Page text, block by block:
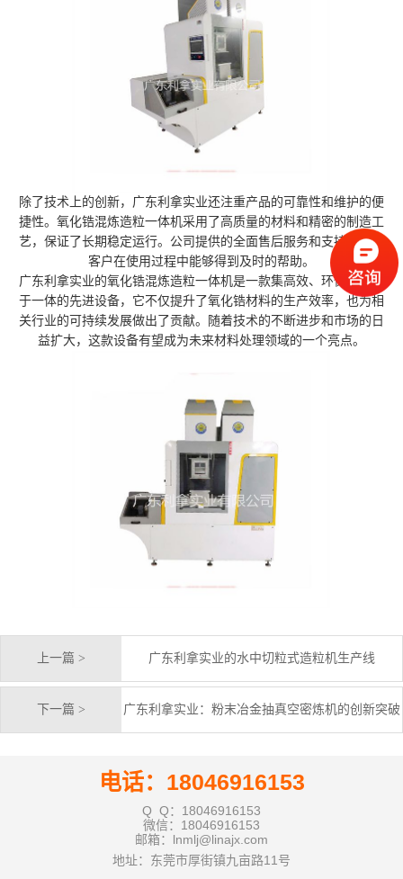
除了技术上的创新，广东利拿实业还注重产品的可靠性和维护的便
捷性。氧化锆混炼造粒一体机采用了高质量的材料和精密的制造工
艺，保证了长期稳定运行。公司提供的全面售后服务和支持，确保
客户在使用过程中能够得到及时的帮助。
广东利拿实业的氧化锆混炼造粒一体机是一款集高效、环保、节能
于一体的先进设备，它不仅提升了氧化锆材料的生产效率，也为相
关行业的可持续发展做出了贡献。随着技术的不断进步和市场的日
益扩大，这款设备有望成为未来材料处理领域的一个亮点。
上一篇 > 广东利拿实业的水中切粒式造粒机生产线
下一篇 > 广东利拿实业：粉末冶金抽真空密炼机的创新突破
电话：18046916153
Q Q：18046916153
微信：18046916153
邮箱：lnmlj@linajx.com
地址：东莞市厚街镇九亩路11号